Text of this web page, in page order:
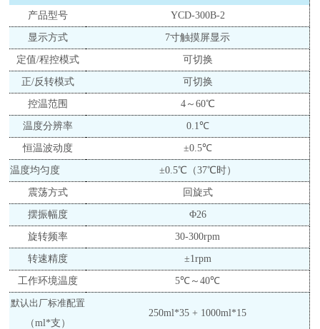
产品型号
YCD-300B-2
显示方式 7寸触摸屏显示
定值/程控模式 可切换
正/反转模式 可切换
控温范围 4～ 60℃
温度分辨率 0.1℃
恒温波动度 ±0.5℃
温度均匀度 ±0.5℃ （37℃时）
震荡方式 回旋式
摆振幅度 Φ26
旋转频率 30-300rpm
转速精度 ±1rpm
工作环境温度 5℃～40℃
默认出厂标准配置
（ml*支）
250ml*35 + 1000ml*15